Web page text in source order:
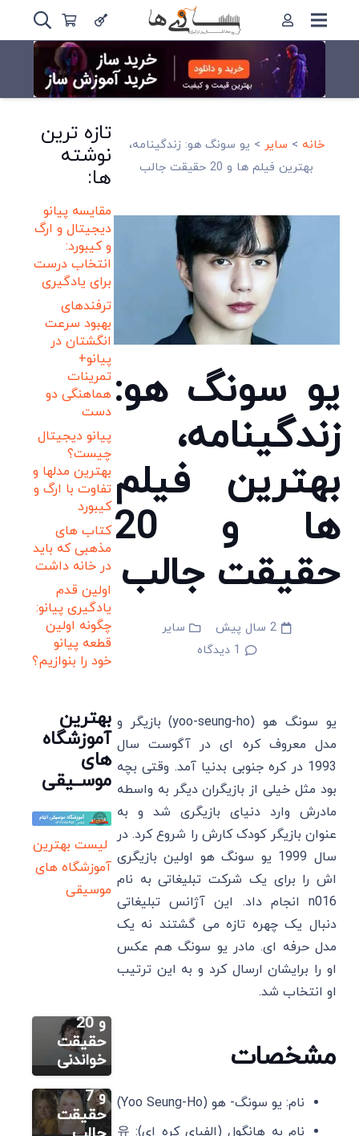
خانه > سایر > یو سونگ هو: زندگینامه،
بهترین فیلم ها و 20 حقیقت جالب
یو سونگ هو:
زندگینامه،
بهترین فیلم
ها و 20
حقیقت جالب
2 سال پیش
سایر
1 دیدگاه
یو سونگ هو (yoo-seung-ho) بازیگر و
مدل معروف کره ای در آگوست سال
1993 در کره جنوبی بدنیا آمد. وقتی بچه
بود مثل خیلی از بازیگران دیگر به واسطه
مادرش وارد دنیای بازیگری شد و به
عنوان بازیگر کودک کارش را شروع کرد. در
سال 1999 یو سونگ هو اولین بازیگری
اش را برای یک شرکت تبلیغاتی به نام
n016 انجام داد. این آژانس تبلیغاتی
دنبال یک چهره تازه می گشتند نه یک
مدل حرفه ای. مادر یو سونگ هم عکس
او را برایشان ارسال کرد و به این ترتیب
او انتخاب شد.
مشخصات
نام: یو سونگ- هو (Yoo Seung-Ho)
نام به هانگول (الفبای کره ای): 유
تازه ترین
نوشته
ها:
مقایسه پیانو
دیجیتال و ارگ
و کیبورد:
انتخاب درست
برای یادگیری
ترفندهای
بهبود سرعت
انگشتان در
پیانو+
تمرینات
هماهنگی دو
دست
پیانو دیجیتال
چیست؟
بهترین مدلها و
تفاوت با ارگ و
کیبورد
کتاب های
مذهبی که باید
در خانه داشت
اولین قدم
یادگیری پیانو:
چگونه اولین
قطعه پیانو
خود را بنوازیم؟
بهترین
آموزشگاه
های
موســیقی
لیست بهترین
آموزشگاه های
موسیقی
و 20
حقیقت
خواندنی
زندگینامه،
بهترین
فیلم و
سریال ها
و 7
حقیقت
سایر
بورجو
بیریجیک:
زندگینامه،
بهترین
سایر